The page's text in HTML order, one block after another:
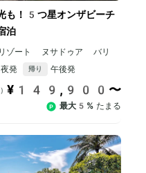
も！5つ星オンザビーチ
泊
ザ ウェスティン リゾート ヌサドゥア バリ
夜発 帰り 午後発
¥149,900〜
最大5% たまる